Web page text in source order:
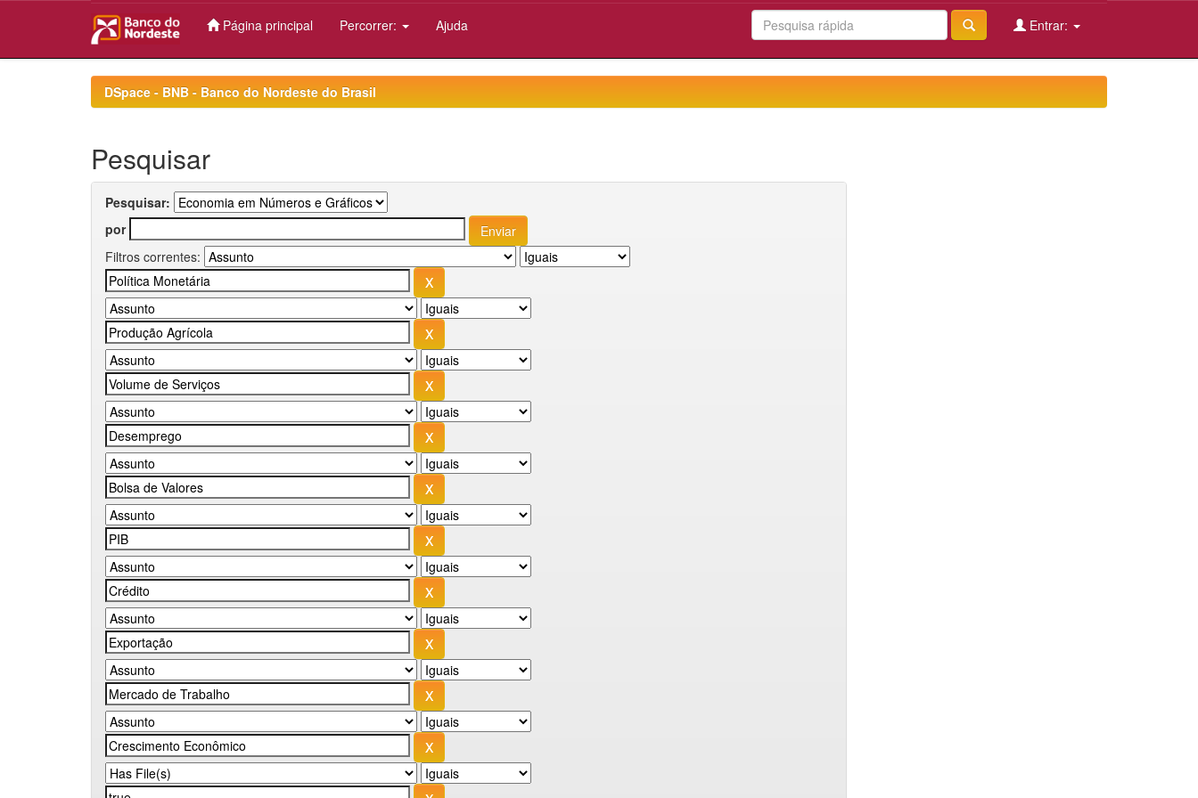
Página principal Percorrer: Ajuda Entrar:
DSpace - BNB - Banco do Nordeste do Brasil
Pesquisar
Pesquisar:
por
Filtros correntes: